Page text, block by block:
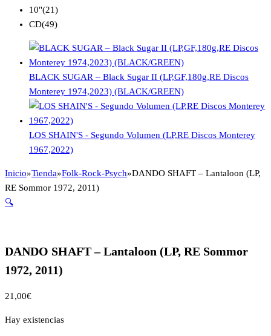
10"(21)
CD(49)
BLACK SUGAR – Black Sugar II (LP,GF,180g,RE Discos
Monterey 1974,2023) (BLACK/GREEN)
LOS SHAIN'S - Segundo Volumen (LP,RE Discos Monterey
1967,2022)
Inicio»Tienda»Folk-Rock-Psych»DANDO SHAFT – Lantaloon (LP,
RE Sommor 1972, 2011)
🔍
DANDO SHAFT – Lantaloon (LP, RE Sommor
1972, 2011)
21,00€
Hay existencias